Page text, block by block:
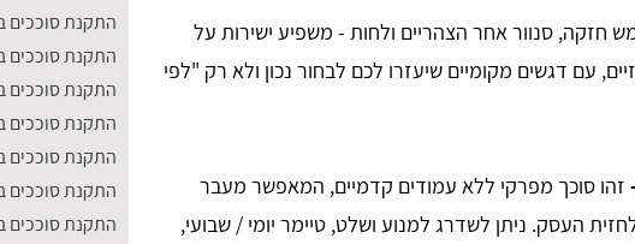
חזקה, סנוור אחר הצהריים ולחות - משפיע ישירות על
עם דגשים מקומיים שיעזרו לכם לבחור נכון ולא רק "לפי
זהו סוכך מפרקי ללא עמודים קדמיים, המאפשר מעבר
העסק. ניתן לשדרג למנוע ושלט, טיימר יומי / שבועי,
התקנת סוככים
התקנת סוככים
התקנת סוככים
התקנת סוככים
התקנת סוככים
התקנת סוככים
התקנת סוככים